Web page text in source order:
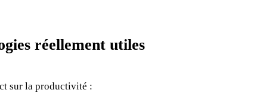
réellement utiles
sur la productivité :